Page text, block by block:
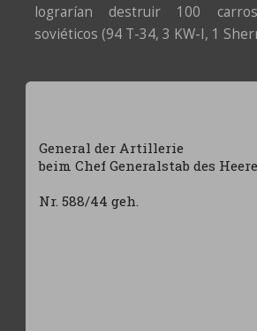
lograrían destruir 100
soviéticos (94 T-34, 3 KW-I, 1
General der Artillerie
beim Chef Generalstab des
Nr. 588/44 geh.